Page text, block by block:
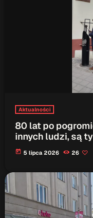
Serwis
14:00 - 14:05
Upcoming shows
Serwis
18:00 - 18:05
Aktualności
80 lat po
innych ludzi, są
today 5 lipca 2026 26